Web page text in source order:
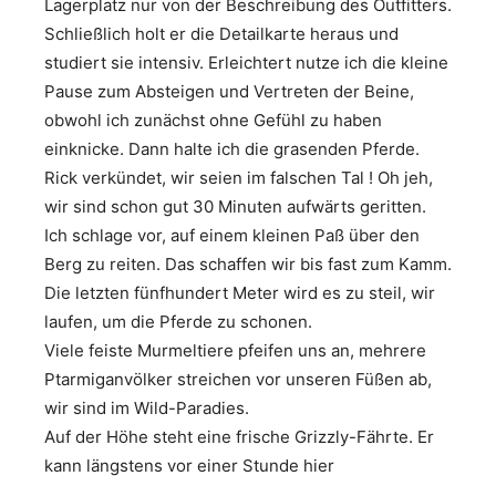
Lagerplatz nur von der Beschreibung des Outfitters.
Schließlich holt er die Detailkarte heraus und
studiert sie intensiv. Erleichtert nutze ich die kleine
Pause zum Absteigen und Vertreten der Beine,
obwohl ich zunächst ohne Gefühl zu haben
einknicke. Dann halte ich die grasenden Pferde.
Rick verkündet, wir seien im falschen Tal ! Oh jeh,
wir sind schon gut 30 Minuten aufwärts geritten.
Ich schlage vor, auf einem kleinen Paß über den
Berg zu reiten. Das schaffen wir bis fast zum Kamm.
Die letzten fünfhundert Meter wird es zu steil, wir
laufen, um die Pferde zu schonen.
Viele feiste Murmeltiere pfeifen uns an, mehrere
Ptarmiganvölker streichen vor unseren Füßen ab,
wir sind im Wild-Paradies.
Auf der Höhe steht eine frische Grizzly-Fährte. Er
kann längstens vor einer Stunde hier